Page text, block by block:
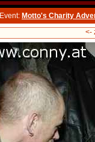
Event: Motto's Charity
<-